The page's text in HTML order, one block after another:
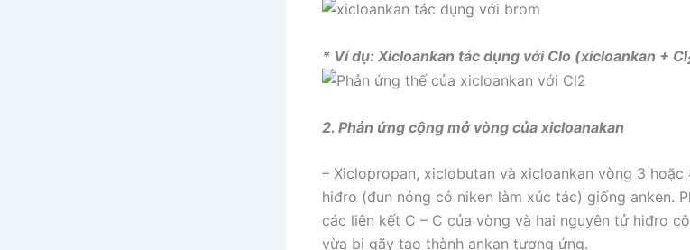
* Ví dụ: Xicloankan tác dụng với Clo (xicloankan + Cl
2. Phản ứng cộng mở vòng của xicloanakan
– Xiclopropan, xiclobutan và xicloankan vòng 3
hiđro (đun nóng có niken làm xúc tác) giống anken.
các liên kết C – C của vòng và hai nguyên tử hiđro
vừa bị gãy tạo thành ankan tương ứng.